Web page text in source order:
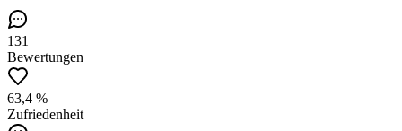
131
Bewertungen
63,4 %
Zufriedenheit